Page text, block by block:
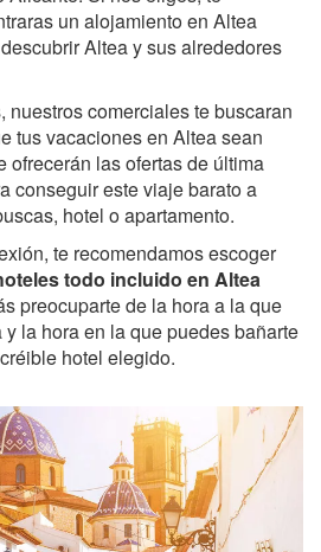
un alojamiento en Altea
Altea y sus alrededores
nuestros comerciales te buscaran
tus vacaciones en Altea sean
ofrecerán las ofertas de última
conseguir este viaje barato a
hotel o apartamento.
te recomendamos escoger
todo incluido en Altea
preocuparte de la hora a la que
la hora en la que puedes bañarte
hotel elegido.